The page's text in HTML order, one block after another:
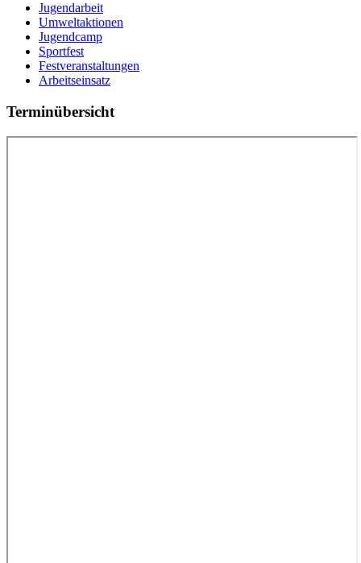
Jugendarbeit
Umweltaktionen
Jugendcamp
Sportfest
Festveranstaltungen
Arbeitseinsatz
Terminübersicht